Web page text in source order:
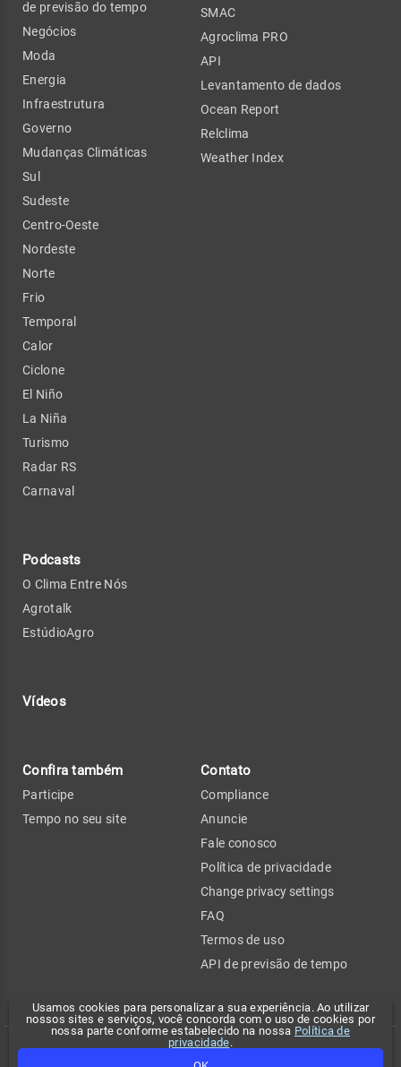
Usamos cookies para personalizar a sua experiência. Ao utilizar
nossos sites e serviços, você concorda com o uso de cookies por
nossa parte conforme estabelecido na nossa Política de
privacidade.
de previsão do tempo
Negócios
Moda
Energia
Infraestrutura
Governo
Mudanças Climáticas
Sul
Sudeste
Centro-Oeste
Nordeste
Norte
Frio
Temporal
Calor
Ciclone
El Niño
La Niña
Turismo
Radar RS
Carnaval
Podcasts
O Clima Entre Nós
Agrotalk
EstúdioAgro
Vídeos
SMAC
Agroclima PRO
API
Levantamento de dados
Ocean Report
Relclima
Weather Index
Confira também
Participe
Tempo no seu site
Contato
Compliance
Anuncie
Fale conosco
Política de privacidade
Change privacy settings
FAQ
Termos de uso
API de previsão de tempo
Copyright 2026 - Climatempo. Todos os direitos reservados.